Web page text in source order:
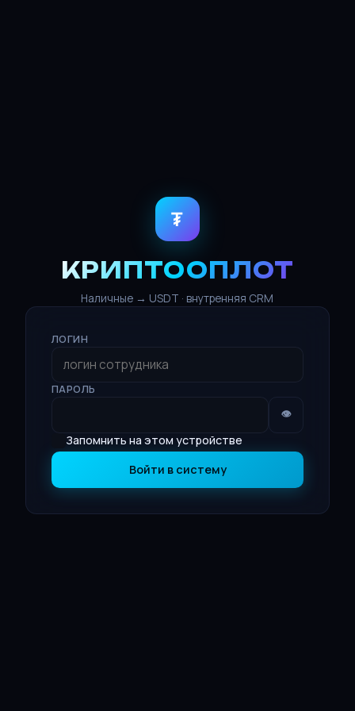
₮
КРИПТООПЛОТ
Наличные → USDT · внутренняя CRM
ЛОГИН
ПАРОЛЬ
👁
Запомнить на этом устройстве
Войти в систему